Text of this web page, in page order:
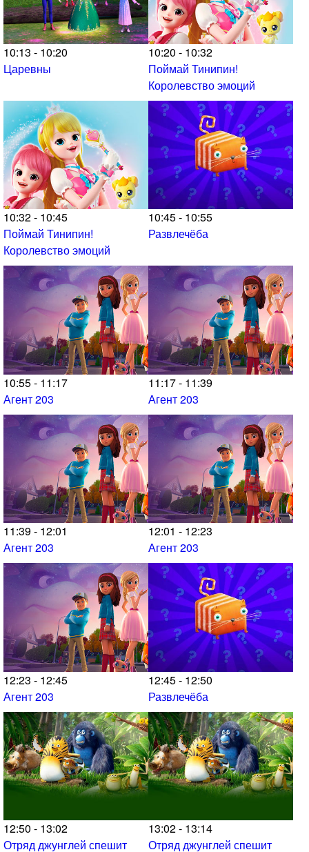
10:13 - 10:20
Царевны
10:20 - 10:32
Поймай Тинипин!
Королевство эмоций
10:32 - 10:45
Поймай Тинипин!
Королевство эмоций
10:45 - 10:55
Развлечёба
10:55 - 11:17
Агент 203
11:17 - 11:39
Агент 203
11:39 - 12:01
Агент 203
12:01 - 12:23
Агент 203
12:23 - 12:45
Агент 203
12:45 - 12:50
Развлечёба
12:50 - 13:02
Отряд джунглей спешит
13:02 - 13:14
Отряд джунглей спешит